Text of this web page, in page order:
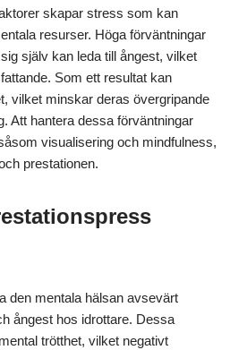
skapar stress som kan
resurser. Höga förväntningar
själv kan leda till ångest, vilket
Som ett resultat kan
vilket minskar deras övergripande
Att hantera dessa förväntningar
visualisering och mindfulness,
prestationen.
den mentala hälsan avsevärt
ångest hos idrottare. Dessa
trötthet, vilket negativt